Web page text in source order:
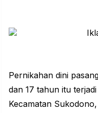
Pernikahan dini
dan 17 tahun itu
Kecamatan